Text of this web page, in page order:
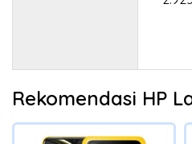
Rekomendasi HP